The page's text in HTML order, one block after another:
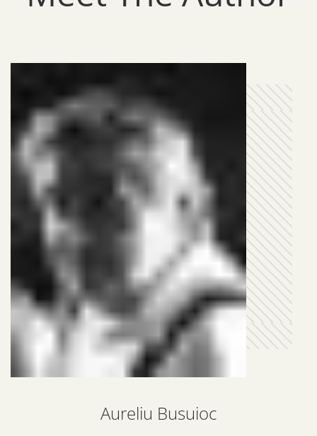
Aureliu Busuioc